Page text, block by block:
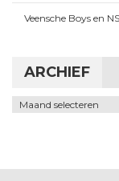
Veensche Boys en
ARCHIEF
Archief